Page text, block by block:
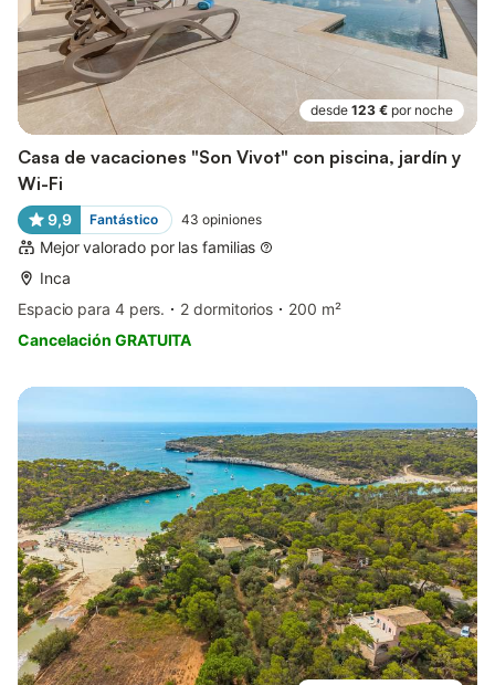
desde 123 € por noche
Casa de vacaciones "Son Vivot" con piscina, jardín y
Wi-Fi
9,9 Fantástico 43 opiniones
Mejor valorado por las familias
Inca
Espacio para 4 pers.
2 dormitorios
200 m²
Cancelación GRATUITA